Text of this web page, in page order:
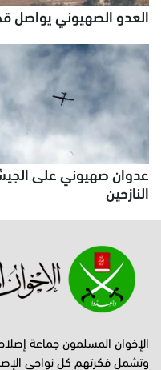
العدو الصهيوني يواصل
عدوان صهيوني على
النازحين
الإخوان المسلمون جماعة
وتشمل فكرتهم كل نواحي